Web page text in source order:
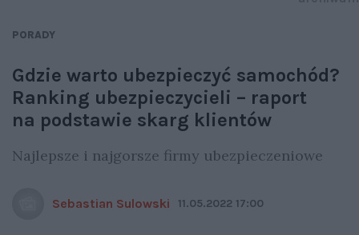
PORADY
Gdzie warto ubezpieczyć samochód?
Ranking ubezpieczycieli – raport
na podstawie skarg klientów
Najlepsze i najgorsze firmy ubezpieczeniowe
Sebastian Sulowski 11.05.2022 17:00